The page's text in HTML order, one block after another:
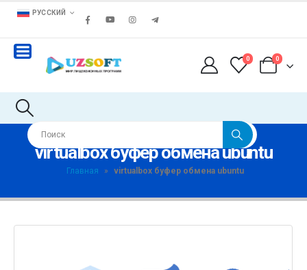
РУССКИЙ
0 0
virtualbox буфер обмена ubuntu
Главная » virtualbox буфер обмена ubuntu